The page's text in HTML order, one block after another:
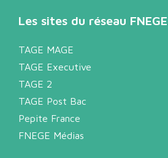
Les sites du réseau FNEGE
TAGE MAGE
TAGE Executive
TAGE 2
TAGE Post Bac
Pepite France
FNEGE Médias